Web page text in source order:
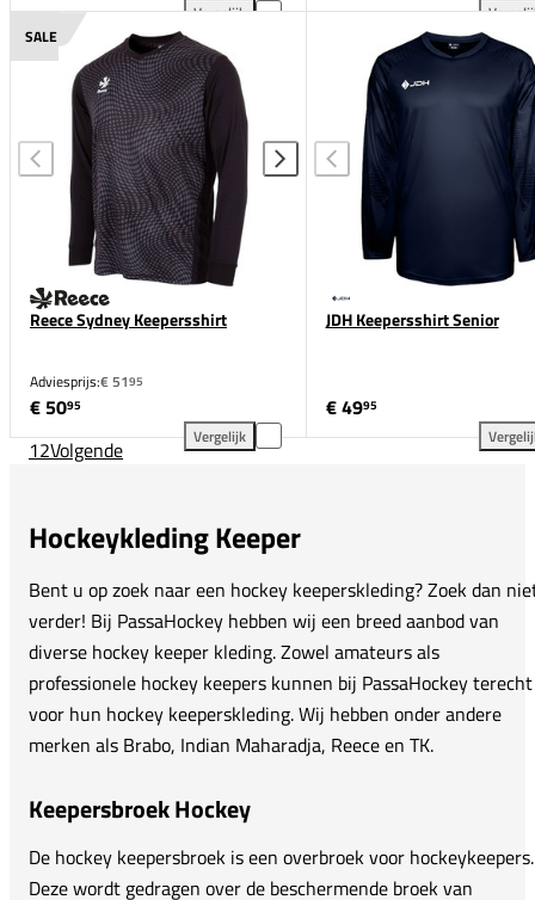
Vergelijk
JDH Keepersshirt Senior toevoegen aan vergelijking
SALE
Reece Sydney Keepersshirt
Adviesprijs:€ 5195
€ 5095
Vergelijk
Reece Sydney Keepersshirt toevoegen aan
JDH Keepersshirt Senior
€ 4995
12Volgende
Hockeykleding Keeper
Bent u op zoek naar een hockey keeperskleding? Zoek dan
verder! Bij PassaHockey hebben wij een breed aanbod van
diverse hockey keeper kleding. Zowel amateurs als
professionele hockey keepers kunnen bij PassaHockey terecht
voor hun hockey keeperskleding. Wij hebben onder andere
merken als Brabo, Indian Maharadja, Reece en TK.
Keepersbroek Hockey
De hockey keepersbroek is een overbroek voor hockeykeepers.
Deze wordt gedragen over de beschermende broek van